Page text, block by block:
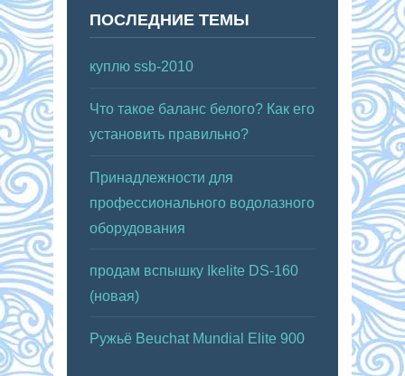
ПОСЛЕДНИЕ ТЕМЫ
куплю ssb-2010
Что такое баланс белого? Как его
установить правильно?
Принадлежности для
профессионального водолазного
оборудования
продам вспышку Ikelite DS-160
(новая)
Ружьё Beuchat Mundial Elite 900